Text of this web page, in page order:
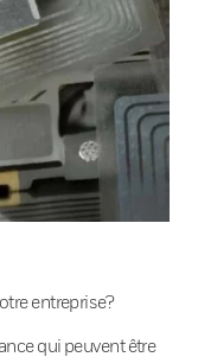
entreprise?
qui peuvent être